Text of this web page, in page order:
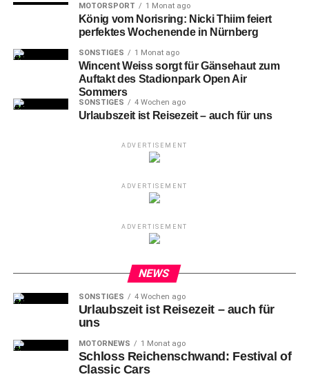
Porsche Motorsport Juniorsichtung 2021, Laurin Heinrich
Inden vergangenen sechs Jahren fiel die
Titelentscheidung im Porsche Carrera Cup Deutschland
jeweils erst beim Finale – auch diese Saison verspricht
einen spannenden Meisterschaftskampf. Larry ten Voorde
(Niederlande/Team GP Elite) zählt als zweifacher
Favoritenkreis wie Porsche-Junior Laurin Heinrich
(Deutschland/SSR Huber Racing). Vorne mitmischen
Ammermüller (Deutschland). Als dreifacher Gesamtsieger
ADAC GT Masters 2020 kehrt der 36-Jährige in den
Markenpokal zurück. Ammermüller fuhr zuletzt 2019 im
Porsche Carrera Cup Deutschland und kommt auf
insgesamt 17 Rennsiege.
MOTORSPORT 1 Monat ago
König vom Norisring: Nicki Thiim feiert
perfektes Wochenende in Nürnberg
SONSTIGES 1 Monat ago
Wincent Weiss sorgt für Gänsehaut zum
Auftakt des Stadionpark Open Air
Sommers
SONSTIGES 4 Wochen ago
Urlaubszeit ist Reisezeit – auch für uns
ADVERTISEMENT
ADVERTISEMENT
ADVERTISEMENT
NEWS
SONSTIGES 4 Wochen ago
Urlaubszeit ist Reisezeit – auch für
uns
MOTORNEWS 1 Monat ago
Schloss Reichenschwand: Festival of
Classic Cars